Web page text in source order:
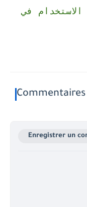
اخر تعديل لبنود اتفاقية الاستخدام في
Commentaires
Enregistrer un